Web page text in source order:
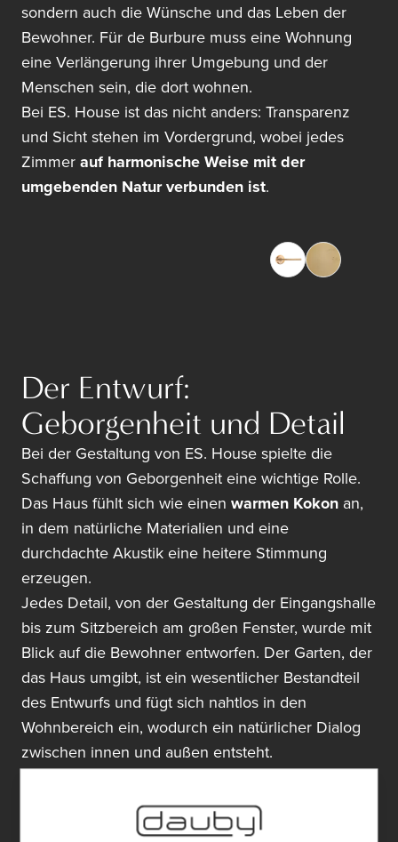
sondern auch die Wünsche und das Leben der
Bewohner. Für de Burbure muss eine Wohnung
eine Verlängerung ihrer Umgebung und der
Menschen sein, die dort wohnen.
Bei ES. House ist das nicht anders: Transparenz
und Sicht stehen im Vordergrund, wobei jedes
Zimmer auf harmonische Weise mit der
umgebenden Natur verbunden ist.
Der Entwurf:
Geborgenheit und Detail
Bei der Gestaltung von ES. House spielte die
Schaffung von Geborgenheit eine wichtige Rolle.
Das Haus fühlt sich wie einen warmen Kokon an,
in dem natürliche Materialien und eine
durchdachte Akustik eine heitere Stimmung
erzeugen.
Jedes Detail, von der Gestaltung der Eingangshalle
bis zum Sitzbereich am großen Fenster, wurde mit
Blick auf die Bewohner entworfen. Der Garten, der
das Haus umgibt, ist ein wesentlicher Bestandteil
des Entwurfs und fügt sich nahtlos in den
Wohnbereich ein, wodurch ein natürlicher Dialog
zwischen innen und außen entsteht.